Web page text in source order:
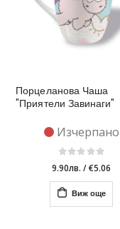
Порцеланова Чаша
"Приятели Завинаги"
Изчерпано
9.90лв. /€5.06
Виж още